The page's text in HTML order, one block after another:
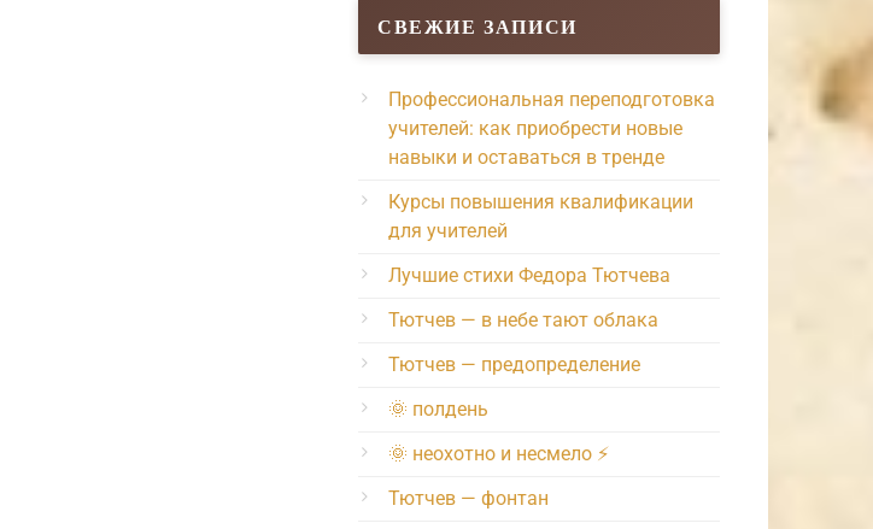
СВЕЖИЕ ЗАПИСИ
Профессиональная переподготовка
учителей: как приобрести новые
навыки и оставаться в тренде
Курсы повышения квалификации
для учителей
Лучшие стихи Федора Тютчева
Тютчев — в небе тают облака
Тютчев — предопределение
🌞 полдень
🌞 неохотно и несмело ⚡️
Тютчев — фонтан